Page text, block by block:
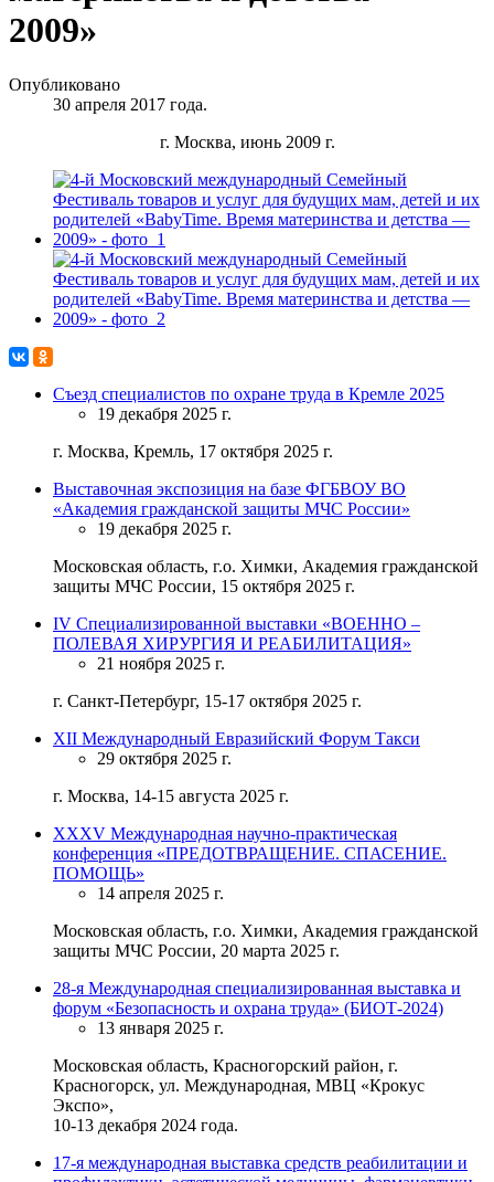
2009»
Опубликовано
30 апреля 2017 года.
г. Москва, июнь 2009 г.
Съезд специалистов по охране труда в Кремле 2025
19 декабря 2025 г.
г. Москва, Кремль, 17 октября 2025 г.
Выставочная экспозиция на базе ФГБВОУ ВО
«Академия гражданской защиты МЧС России»
19 декабря 2025 г.
Московская область, г.о. Химки, Академия гражданской
защиты МЧС России, 15 октября 2025 г.
IV Специализированной выставки «ВОЕННО –
ПОЛЕВАЯ ХИРУРГИЯ И РЕАБИЛИТАЦИЯ»
21 ноября 2025 г.
г. Санкт-Петербург, 15-17 октября 2025 г.
XII Международный Евразийский Форум Такси
29 октября 2025 г.
г. Москва, 14-15 августа 2025 г.
ХХХV Международная научно-практическая
конференция «ПРЕДОТВРАЩЕНИЕ. СПАСЕНИЕ.
ПОМОЩЬ»
14 апреля 2025 г.
Московская область, г.о. Химки, Академия гражданской
защиты МЧС России, 20 марта 2025 г.
28-я Международная специализированная выставка и
форум «Безопасность и охрана труда» (БИОТ-2024)
13 января 2025 г.
Московская область, Красногорский район, г.
Красногорск, ул. Международная, МВЦ «Крокус
Экспо»,
10-13 декабря 2024 года.
17-я международная выставка средств реабилитации и